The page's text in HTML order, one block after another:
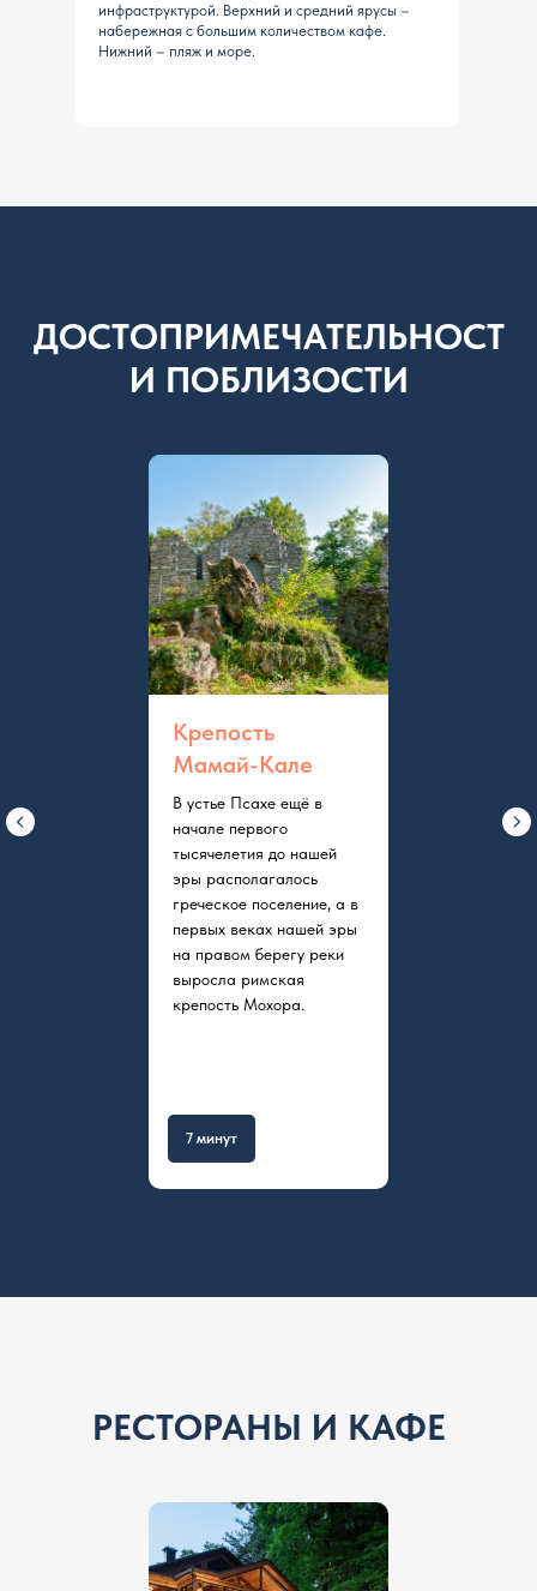
инфраструктурой. Верхний и средний ярусы –
набережная с большим количеством кафе.
Нижний – пляж и море.
ДОСТОПРИМЕЧАТЕЛЬНОСТ
И ПОБЛИЗОСТИ
Крепость
Мамай-Кале
В устье Псахе ещё в
начале первого
тысячелетия до нашей
эры располагалось
греческое поселение, а в
первых веках нашей эры
на правом берегу реки
выросла римская
крепость Мохора.
7 минут
РЕСТОРАНЫ И КАФЕ